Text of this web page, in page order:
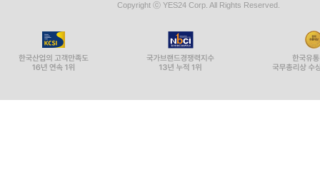
Copyright ⓒ YES24 Corp. All Rights Reserved.